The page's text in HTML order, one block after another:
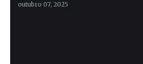
outubro 07, 2025